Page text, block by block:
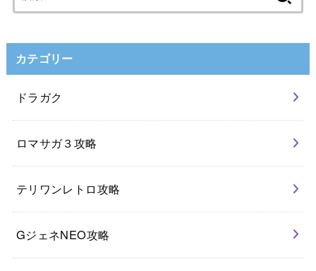
索:
カテゴリー
ドラガク
ロマサガ３攻略
テリワンレトロ攻略
GジェネNEO攻略